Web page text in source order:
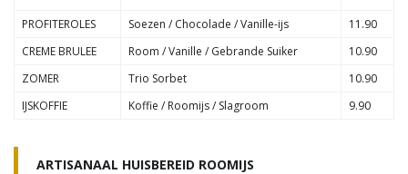
PROFITEROLES Soezen / Chocolade / Vanille-ijs
11.90
CREME BRULEE
Room / Vanille / Gebrande Suiker
10.90
ZOMER
Trio Sorbet
10.90
IJSKOFFIE
Koffie / Roomijs / Slagroom 9.90
ARTISANAAL HUISBEREID ROOMIJS